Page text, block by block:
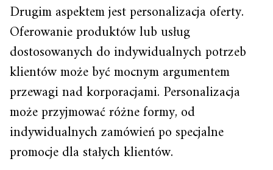
Drugim aspektem jest personalizacja oferty.
Oferowanie produktów lub usług
dostosowanych do indywidualnych potrzeb
klientów może być mocnym argumentem
przewagi nad korporacjami. Personalizacja
może przyjmować różne formy, od
indywidualnych zamówień po specjalne
promocje dla stałych klientów.